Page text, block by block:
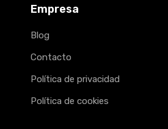
Empresa
Blog
Contacto
Política de privacidad
Política de cookies